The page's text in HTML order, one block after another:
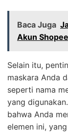
Baca Juga
Akun
Selain itu,
maskara Anda
seperti nama
yang
bahwa Anda
elemen ini,